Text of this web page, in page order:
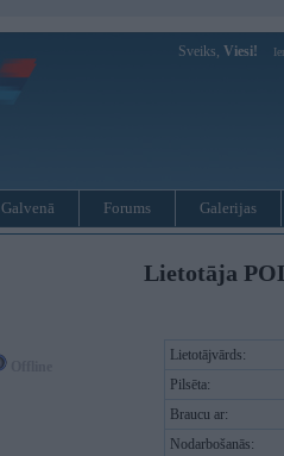
Sveiks, Viesi!
Galvenā Forums Galerijas
Lietotāja
Lietotājvārds:
Pilsēta:
Braucu ar:
Nodarbošanās: